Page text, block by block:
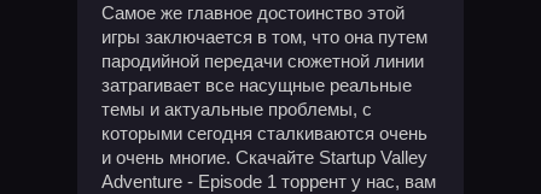
Самое же главное достоинство этой
игры заключается в том, что она путем
пародийной передачи сюжетной линии
затрагивает все насущные реальные
темы и актуальные проблемы, с
которыми сегодня сталкиваются очень
и очень многие. Скачайте Startup Valley
Adventure - Episode 1 торрент у нас, вам